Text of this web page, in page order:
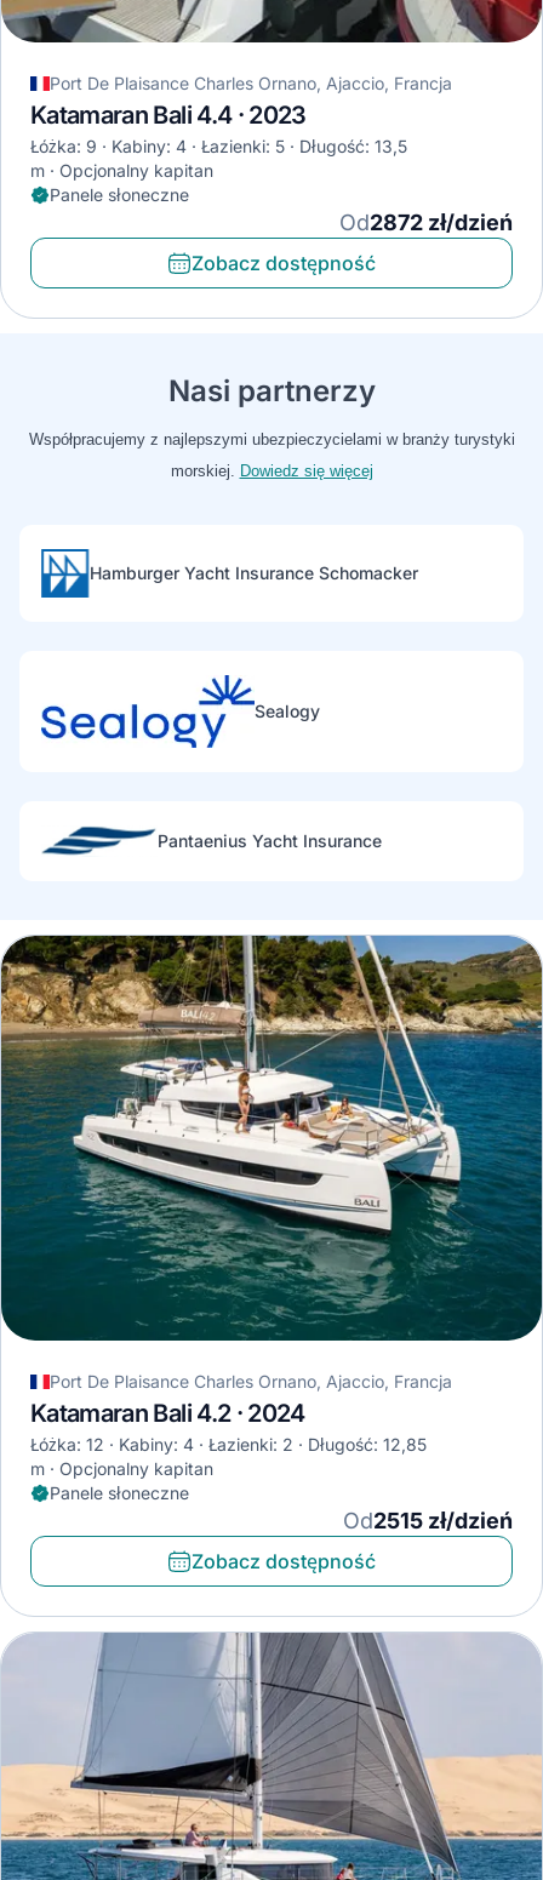
Port De Plaisance Charles Ornano, Ajaccio, Francja
Katamaran Bali 4.4 · 2023
Łóżka: 9 Kabiny: 4 Łazienki: 5
Długość: 13,5
m
Opcjonalny kapitan
Panele słoneczne
Od2872 zł/dzień
Zobacz dostępność
Nasi partnerzy
Współpracujemy z najlepszymi ubezpieczycielami w branży turystyki
morskiej. Dowiedz się więcej
Hamburger Yacht Insurance Schomacker
Sealogy
Pantaenius Yacht Insurance
Port De Plaisance Charles Ornano, Ajaccio, Francja
Katamaran Bali 4.2 · 2024
Łóżka: 12 Kabiny: 4 Łazienki: 2
Długość: 12,85
m
Opcjonalny kapitan
Panele słoneczne
Od2515 zł/dzień
Zobacz dostępność